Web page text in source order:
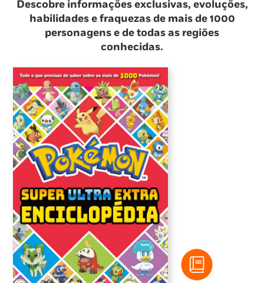
Descobre informações exclusivas, evoluções,
habilidades e fraquezas de mais de 1000
personagens e de todas as regiões
conhecidas.